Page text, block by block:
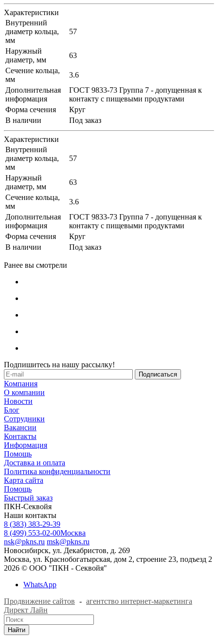
Характеристики
Внутренний
диаметр кольца,
мм
57
Наружный
диаметр, мм
63
Сечение кольца,
мм
3.6
Дополнительная
информация
ГОСТ 9833-73 Группа 7 - допущенная к
контакту с пищевыми продуктами
Форма сечения
Круг
В наличии
Под заказ
Характеристики
Внутренний
диаметр кольца,
мм
57
Наружный
диаметр, мм
63
Сечение кольца,
мм
3.6
Дополнительная
информация
ГОСТ 9833-73 Группа 7 - допущенная к
контакту с пищевыми продуктами
Форма сечения
Круг
В наличии
Под заказ
Ранее вы смотрели
Подпишитесь на нашу рассылку!
Компания
О компании
Новости
Блог
Сотрудники
Вакансии
Контакты
Информация
Помощь
Доставка и оплата
Политика конфиденциальности
Карта сайта
Помощь
Быстрый заказ
ПКН-Секвойя
Наши контакты
8 (383) 383-29-39
8 (499) 553-02-00Москва
nsk@pkns.ru msk@pkns.ru
Новосибирск, ул. Декабристов, д. 269
Москва, ул. Краснобогатырская, дом 2, строение 23, подъезд 2
2026 © ООО "ПКН - Секвойя"
WhatsApp
Продвижение сайтов - агентство интернет-маркетинга
Директ Лайн
Найти